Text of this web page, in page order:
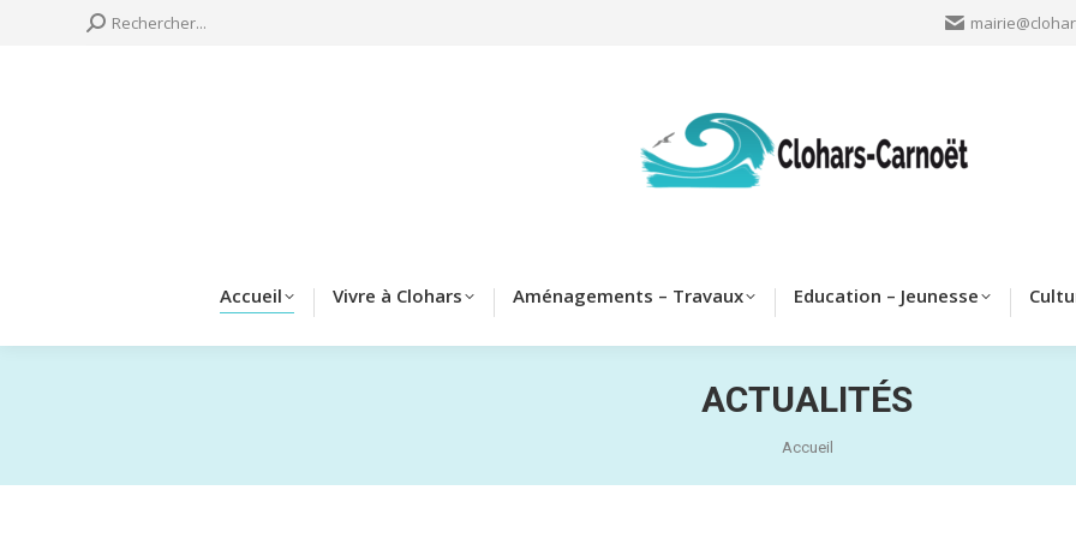
Search:
Rechercher...
Accueil Vivre à Clohars Aménagements – Travaux Education – Jeunesse
ACTUALITÉS
Vous êtes ici :
Accueil
Education –